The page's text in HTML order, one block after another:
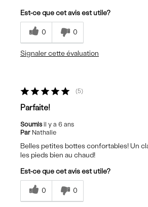
Est-ce que cet avis est utile?
0 0
Signaler cette évaluation
5
Parfaite!
Soumisil y a 6 ans
Par Nathalie
Belles petites bottes confortables! Un
les pieds bien au chaud!
Est-ce que cet avis est utile?
0 0